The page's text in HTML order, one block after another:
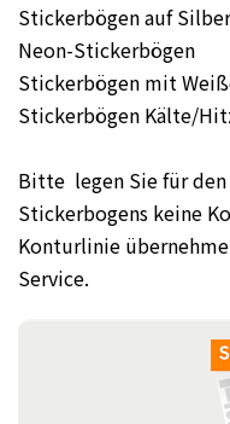
Stickerbögen auf
Neon-Stickerbögen
Stickerbögen mit
Stickerbögen Kälte/
Bitte legen Sie für
Stickerbogens keine
Konturlinie
Service.